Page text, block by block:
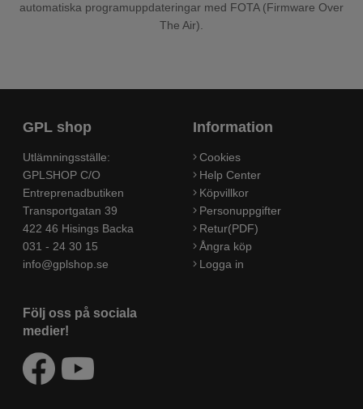
automatiska programuppdateringar med FOTA (Firmware Over
The Air).
GPL shop
Utlämningsställe:
GPLSHOP C/O
Entreprenadbutiken
Transportgatan 39
422 46 Hisings Backa
031 - 24 30 15
info@gplshop.se
Följ oss på sociala
medier!
Information
Cookies
Help Center
Köpvillkor
Personuppgifter
Retur(PDF)
Ångra köp
Logga in